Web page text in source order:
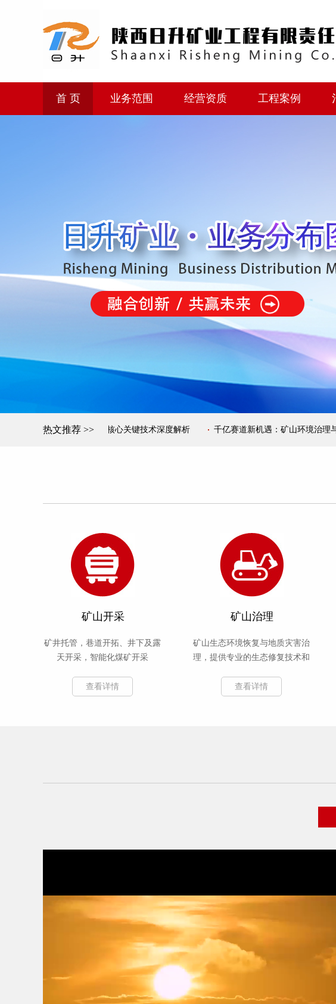
首 页 业务范围 经营资质 工程案例
热文推荐 >>
弃地土壤重构与改良核心关键技术深度解析 千亿赛道新机遇：矿山环境治理与修复
矿山开采
矿井托管，巷道开拓、井下及露
天开采，智能化煤矿开采
查看详情
矿山治理
矿山生态环境恢复与地质灾害治
理，提供专业的生态修复技术和
查看详情